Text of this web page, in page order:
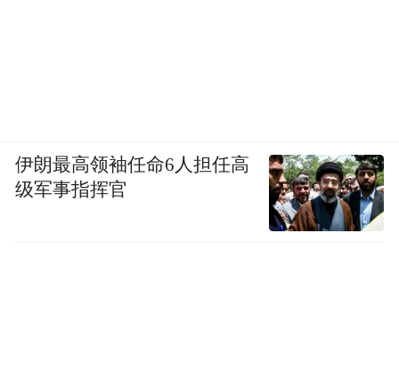
伊朗最高领袖任命6人担任高
级军事指挥官